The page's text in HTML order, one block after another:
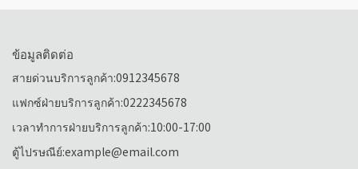
ข้อมูลติดต่อ
สายด่วนบริการลูกค้า:0912345678
แฟกซ์ฝ่ายบริการลูกค้า:0222345678
เวลาทำการฝ่ายบริการลูกค้า:10:00-17:00
ตู้ไปรษณีย์:example@email.com